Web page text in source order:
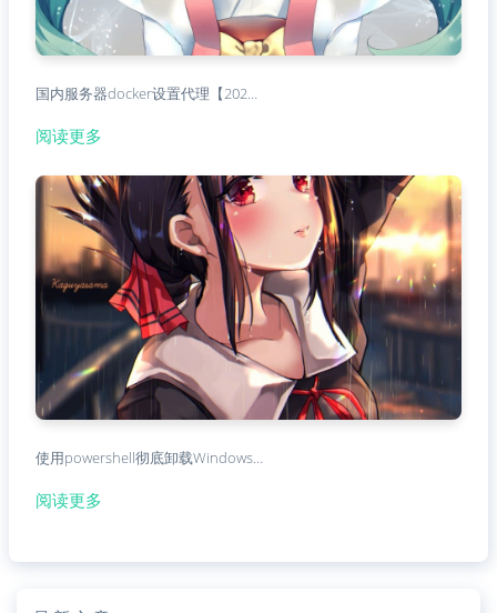
国内服务器docker设置代理【202…
阅读更多
使用powershell彻底卸载Windows…
阅读更多